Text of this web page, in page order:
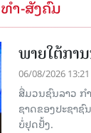
ຳ-ສັງຄົມ
ພາຍໃຕ້ກາ
06/08/2026 13:21
ສື່ມວນຊົນລາວ ກ
ຊາດຂອງປະຊາຊົ
ບໍ່ຢຸດຢັ້ງ.